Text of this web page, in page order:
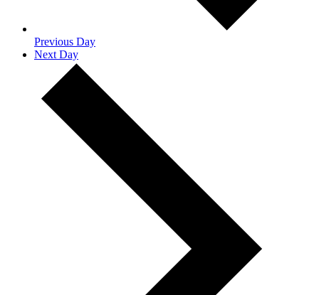
Previous Day
Next Day